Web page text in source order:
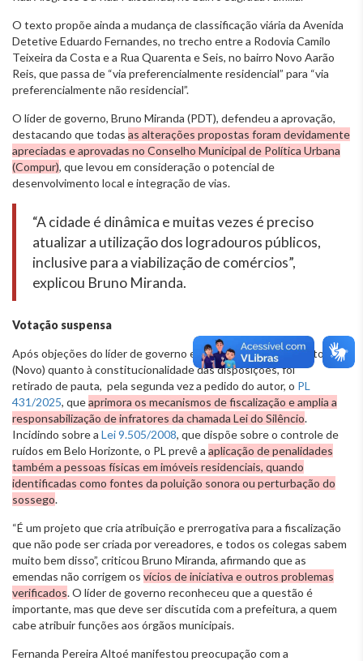
O texto propõe ainda a mudança de classificação viária da Avenida
Detetive Eduardo Fernandes, no trecho entre a Rodovia Camilo
Teixeira da Costa e a Rua Quarenta e Seis, no bairro Novo Aarão
Reis, que passa de “via preferencialmente residencial” para “via
preferencialmente não residencial”.
O líder de governo, Bruno Miranda (PDT), defendeu a aprovação,
destacando que todas as alterações propostas foram devidamente
apreciadas e aprovadas no Conselho Municipal de Política Urbana
(Compur), que levou em consideração o potencial de
desenvolvimento local e integração de vias.
“A cidade é dinâmica e muitas vezes é preciso
atualizar a utilização dos logradouros públicos,
inclusive para a viabilização de comércios”,
explicou Bruno Miranda.
Votação suspensa
Após objeções do líder de governo e de Fernanda Pereira Altoé
(Novo) quanto à constitucionalidade das disposições, foi
retirado de pauta, pela segunda vez a pedido do autor, o PL
431/2025, queaprimora os mecanismos de fiscalização e amplia a
responsabilização de infratores da chamada Lei do Silêncio.
Incidindo sobre a Lei 9.505/2008, que dispõe sobre o controle de
ruídos em Belo Horizonte, o PL prevê a aplicação de penalidades
também a pessoas físicas em imóveis residenciais, quando
identificadas como fontes da poluição sonora ou perturbação do
sossego.
“É um projeto que cria atribuição e prerrogativa para a fiscalização
que não pode ser criada por vereadores, e todos os colegas sabem
muito bem disso”, criticou Bruno Miranda, afirmando que as
emendas não corrigem os vícios de iniciativa e outros problemas
verificados. O líder de governo reconheceu que a questão é
importante, mas que deve ser discutida com a prefeitura, a quem
cabe atribuir funções aos órgãos municipais.
Fernanda Pereira Altoé manifestou preocupação com a